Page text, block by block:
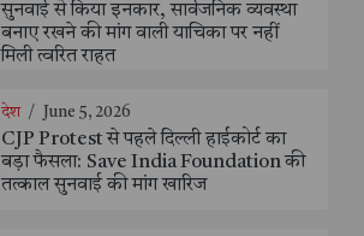
सुनवाई से किया इनकार, सार्वजनिक व्यवस्था
बनाए रखने की मांग वाली याचिका पर नहीं
मिली त्वरित राहत
देश / June 5, 2026
CJP Protest से पहले दिल्ली हाईकोर्ट का
बड़ा फैसला: Save India Foundation की
तत्काल सुनवाई की मांग खारिज